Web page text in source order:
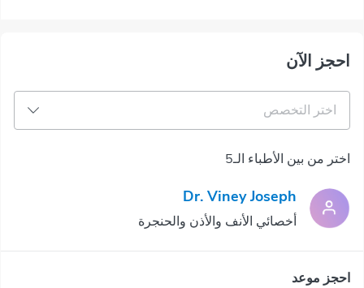
احجز الآن
اختر التخصص
اختر من بين الأطباء الـ5
Dr. Viney Joseph
أخصائي الأنف والأذن والحنجرة
احجز موعد